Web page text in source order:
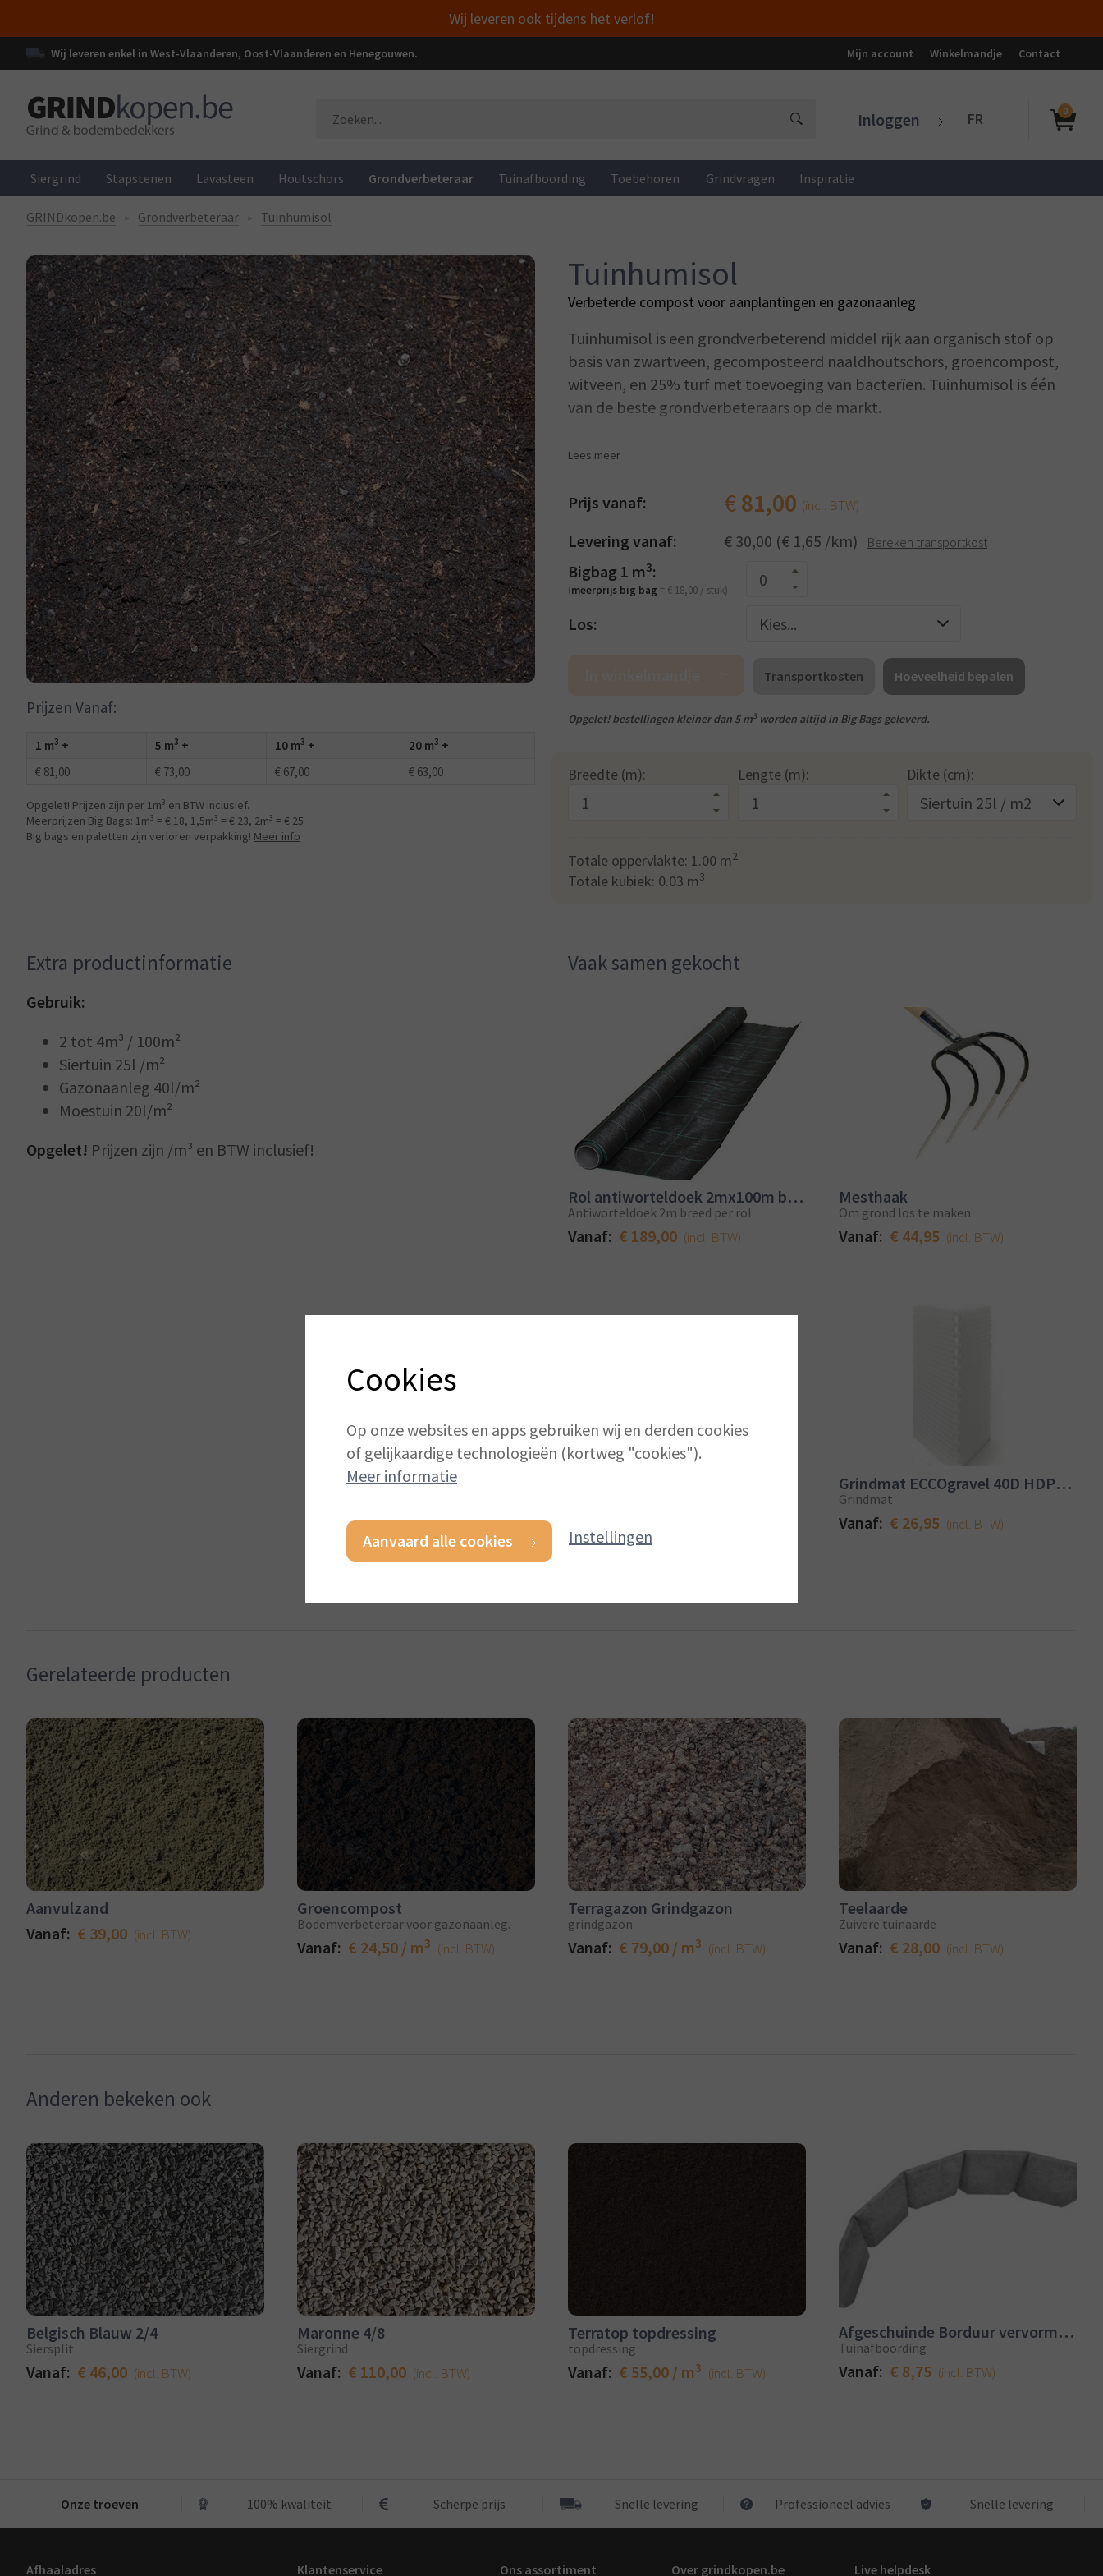
Wij leveren ook tijdens het verlof!
Wij leveren enkel in West-Vlaanderen, Oost-Vlaanderen en Henegouwen. Mijn account Winkelmandje Contact
Inloggen FR 0
Siergrind Stapstenen Lavasteen Houtschors Grondverbeteraar Tuinafboording Toebehoren Grindvragen Inspiratie
GRINDkopen.be Grondverbeteraar Tuinhumisol
Prijzen Vanaf:
1 m3 + 5 m3 + 10 m3 + 20 m3 +
€ 81,00
€ 73,00 € 67,00 € 63,00
Opgelet! Prijzen zijn per 1m3 en BTW inclusief.
Meerprijzen Big Bags: 1m3 = € 18, 1,5m3 = € 23, 2m3 = € 25
Big bags en paletten zijn verloren verpakking! Meer info
Tuinhumisol
Verbeterde compost voor aanplantingen en gazonaanleg
Tuinhumisol is een grondverbeterend middel rijk aan organisch stof op
basis van zwartveen, gecomposteerd naaldhoutschors, groencompost,
witveen, en 25% turf met toevoeging van bacterïen. Tuinhumisol is één
van de beste grondverbeteraars op de markt.
Tuinhumisol verbeterde compost is uitsluitend samengesteld met
chemisch bestanddeel – conform het reglement CE-834/2007 – en
goedgekeurd door BLIK, keurings- en certifiëringsorganisatie.
Als grondverbeteraar is tuinhumisol, uitermate geschikt om in de
bovenste laag teelaarde te mengen, voor gazonaanleg of aanplantingen.
Het verschil tegenover groencompost, zit hem daar, dat deze
grondverbeteraar, volledig vrij is van verontreinigingen, en samengesteld
waterhuishouding stimuleren.
Lees meer
Prijs vanaf: €81,00 (incl. BTW)
Levering vanaf: € 30,00 (€ 1,65 /km) Bereken transportkost
Bigbag 1 m3:
(meerprijs big bag = € 18,00 / stuk)
Los:
Transportkosten Hoeveelheid bepalen
Opgelet! bestellingen kleiner dan 5 m3worden altijd in Big Bags geleverd.
Breedte (m): Lengte (m): Dikte (cm):
Totale oppervlakte: 1.00 m2
Totale kubiek: 0.03 m3
Extra productinformatie
Gebruik:
2 tot 4m³ / 100m²
Siertuin 25l /m²
Gazonaanleg 40l/m²
Moestuin 20l/m²
Opgelet! Prijzen zijn /m³ en BTW inclusief!
Vaak samen gekocht
Rol antiworteldoek 2mx100m breed
Antiworteldoek 2m breed per rol
Vanaf: € 189,00 (incl. BTW)
Mesthaak
Om grond los te maken
Vanaf: € 44,95 (incl. BTW)
Grindmat ECCOgravel 40D HDPE wit
Grindmat
Vanaf: € 26,95 (incl. BTW)
Gerelateerde producten
Aanvulzand
Vanaf: € 39,00 (incl. BTW)
Groencompost
Bodemverbeteraar voor gazonaanleg.
Vanaf: € 24,50 / m3 (incl. BTW)
Terragazon Grindgazon
grindgazon
Vanaf: € 79,00 / m3 (incl. BTW)
Teelaarde
Zuivere tuinaarde
Vanaf: € 28,00 (incl. BTW)
Anderen bekeken ook
Belgisch Blauw 2/4
Siersplit
Vanaf: € 46,00 (incl. BTW)
Maronne 4/8
Siergrind
Vanaf: € 110,00 (incl. BTW)
Terratop topdressing
topdressing
Vanaf: € 55,00 / m3 (incl. BTW)
Afgeschuinde Borduur vervormbaar
Tuinafboording
Vanaf: € 8,75 (incl. BTW)
Onze troeven 100% kwaliteit Scherpe prijs Snelle levering Professioneel advies Snelle levering
Afhaaladres Klantenservice Ons assortiment Over grindkopen.be Live helpdesk
Cookies
Op onze websites en apps gebruiken wij en derden cookies
of gelijkaardige technologieën (kortweg "cookies").
Meer informatie
Aanvaard alle cookies Instellingen